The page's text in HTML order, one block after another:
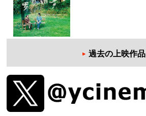
過去の上映作品